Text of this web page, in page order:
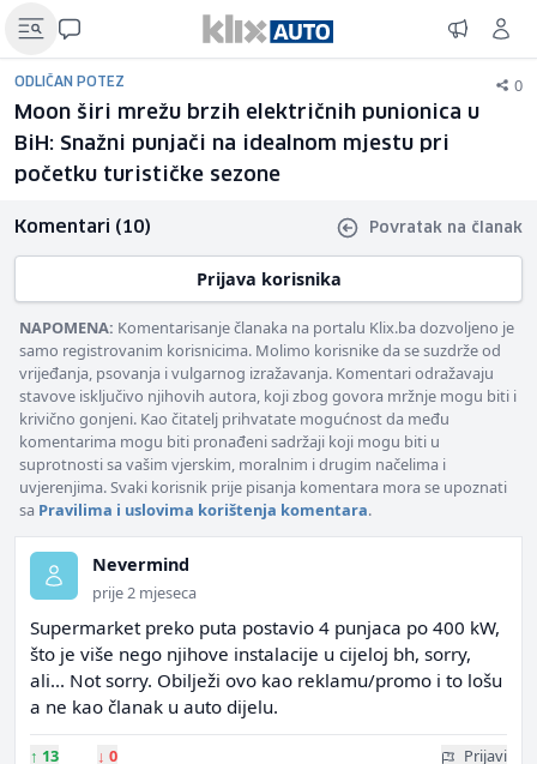
ODLIČAN POTEZ 0
Moon širi mrežu brzih električnih punionica u
BiH: Snažni punjači na idealnom mjestu pri
početku turističke sezone
Komentari (10) Povratak na članak
Prijava korisnika
NAPOMENA: Komentarisanje članaka na portalu Klix.ba dozvoljeno je
samo registrovanim korisnicima. Molimo korisnike da se suzdrže od
vrijeđanja, psovanja i vulgarnog izražavanja. Komentari odražavaju
stavove isključivo njihovih autora, koji zbog govora mržnje mogu biti i
krivično gonjeni. Kao čitatelj prihvatate mogućnost da među
komentarima mogu biti pronađeni sadržaji koji mogu biti u
suprotnosti sa vašim vjerskim, moralnim i drugim načelima i
uvjerenjima. Svaki korisnik prije pisanja komentara mora se upoznati
sa Pravilima i uslovima korištenja komentara.
Nevermind
prije 2 mjeseca
Supermarket preko puta postavio 4 punjaca po 400 kW,
što je više nego njihove instalacije u cijeloj bh, sorry,
ali... Not sorry. Obilježi ovo kao reklamu/promo i to lošu
a ne kao članak u auto dijelu.
↑ 13 ↓ 0 Prijavi